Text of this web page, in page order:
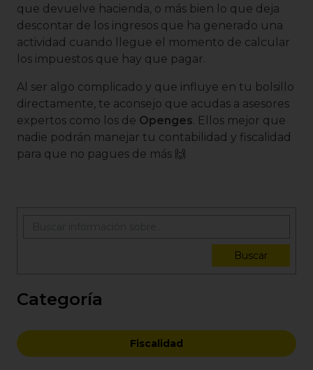
que devuelve hacienda, o más bien lo que deja
descontar de los ingresos que ha generado una
actividad cuando llegue el momento de calcular
los impuestos que hay que pagar.
Al ser algo complicado y que influye en tu bolsillo
directamente, te aconsejo que acudas a asesores
expertos como los de Openges. Ellos mejor que
nadie podrán manejar tu contabilidad y fiscalidad
para que no pagues de más 🙌
Buscar
Categoría
Fiscalidad